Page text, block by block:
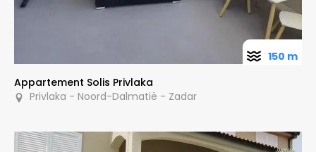
Appartement Solis Privlaka
Privlaka - Noord-Dalmatië - Zadar
150 m